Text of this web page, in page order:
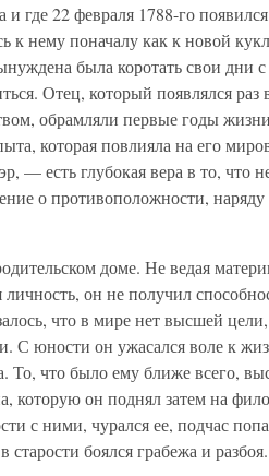
где 22 февраля 1788-го
к нему поначалу как к новой
была коротать свои дни
Отец, который появлялся раз
обрамляли первые годы
которая повлияла на его
— есть глубокая вера в то, что
о противоположности,
доме. Не ведая
он не получил
что в мире нет высшей
С юности он ужасался воле к
То, что было ему ближе всего,
которую он поднял затем на
с ними, чурался ее, подчас
старости боялся грабежа и разбоя.